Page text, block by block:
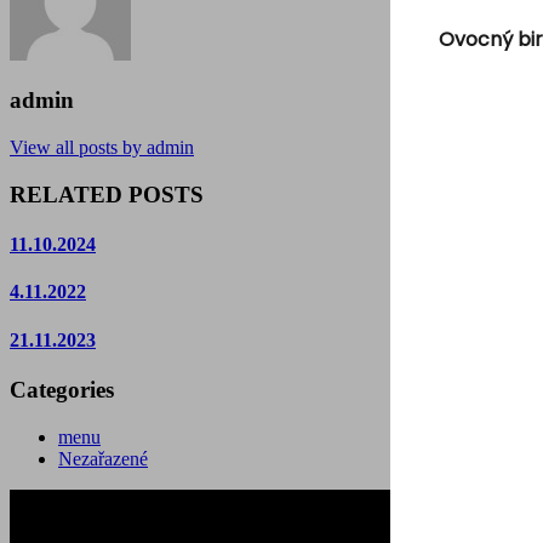
admin
View all posts by admin
RELATED POSTS
11.10.2024
4.11.2022
21.11.2023
Categories
menu
Nezařazené
Ovocný